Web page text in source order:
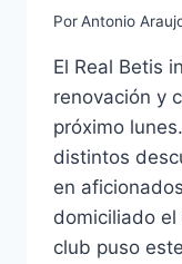
PorAntonio
El Real Betis
renovación y
próximo
distintos
en
domiciliado el
club puso